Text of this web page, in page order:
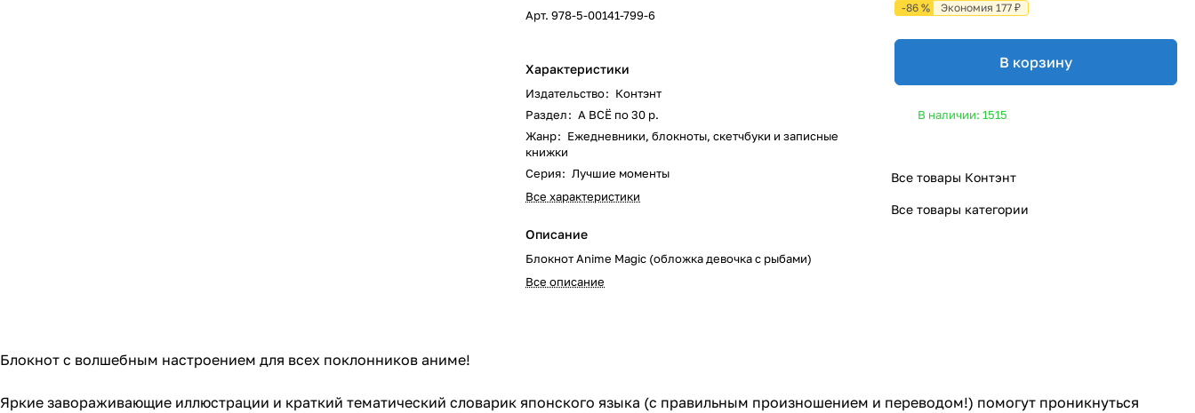
Арт.978-5-00141-799-6
Характеристики
Издательство: Контэнт
Раздел: А ВСЁ по 30 р.
Жанр: Ежедневники, блокноты, скетчбуки и записные
книжки
Серия: Лучшие моменты
Все характеристики
Описание
Блокнот Аnime Magic (обложка девочка с рыбами)
Все описание
-86 % Экономия 177 ₽
В корзину
В наличии: 1515
Все товары Контэнт
Все товары категории
Блокнот с волшебным настроением для всех поклонников аниме!
Яркие завораживающие иллюстрации и краткий тематический словарик японского языка (с правильным произношением и переводом!) помогут проникнуться